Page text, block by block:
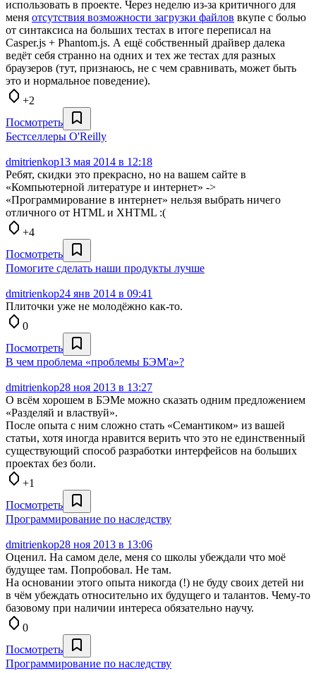
использовать в проекте. Через неделю из-за критичного для
меня отсутствия возможности загрузки файлов вкупе с болью
от синтаксиса на больших тестах в итоге переписал на
Casper.js + Phantom.js. А ещё собственный драйвер далека
ведёт себя странно на одних и тех же тестах для разных
браузеров (тут, признаюсь, не с чем сравнивать, может быть
это и нормальное поведение).
+2
Посмотреть
Бестселлеры O'Reilly
dmitrienkop13 мая 2014 в 12:18
Ребят, скидки это прекрасно, но на вашем сайте в
«Компьютерной литературе и интернет» ->
«Программирование в интернет» нельзя выбрать ничего
отличного от HTML и XHTML :(
+4
Посмотреть
Помогите сделать наши продукты лучше
dmitrienkop24 янв 2014 в 09:41
Плиточки уже не молодёжно как-то.
0
Посмотреть
В чем проблема «проблемы БЭМ'а»?
dmitrienkop28 ноя 2013 в 13:27
О всём хорошем в БЭМе можно сказать одним предложением
«Разделяй и властвуй».
После опыта с ним сложно стать «Семантиком» из вашей
статьи, хотя иногда нравится верить что это не единственный
существующий способ разработки интерфейсов на больших
проектах без боли.
+1
Посмотреть
Программирование по наследству
dmitrienkop28 ноя 2013 в 13:06
Оценил. На самом деле, меня со школы убеждали что моё
будущее там. Попробовал. Не там.
На основании этого опыта никогда (!) не буду своих детей ни
в чём убеждать относительно их будущего и талантов. Чему-то
базовому при наличии интереса обязательно научу.
0
Посмотреть
Программирование по наследству